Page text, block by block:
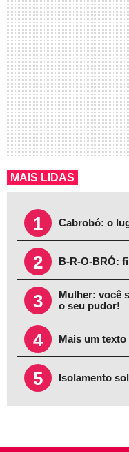
MAIS LIDAS
1 Cabrobó: o
2 B-R-O-BRÓ:
3
Mulher: você
o seu pudor!
4 Mais um
5 Isolamento